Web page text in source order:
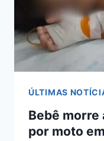
ÚLTIMAS
Bebê morre
por moto